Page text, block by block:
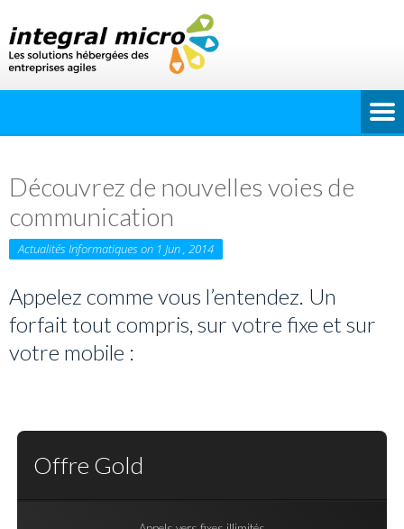
Découvrez de nouvelles voies de
communication
Actualités Informatiques on 1 Jun , 2014
Appelez comme vous l’entendez. Un
forfait tout compris, sur votre fixe et sur
votre mobile :
Offre Gold